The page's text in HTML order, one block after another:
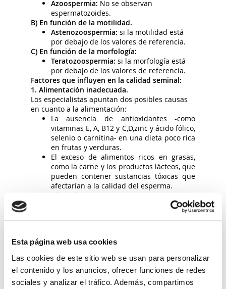
Esta página web usa cookies
Las cookies de este sitio web se usan para personalizar
el contenido y los anuncios, ofrecer funciones de redes
sociales y analizar el tráfico. Además, compartimos
Azoospermia: No se observan
espermatozoides.
B) En función de la motilidad.
Astenozoospermia: si la motilidad está
por debajo de los valores de referencia.
C) En función de la morfología:
Teratozoospermia: si la morfología está
por debajo de los valores de referencia.
Factores que influyen en la calidad seminal:
1. Alimentación inadecuada.
Los especialistas apuntan dos posibles causas
en cuanto a la alimentación:
La ausencia de antioxidantes -como
vitaminas E, A, B12 y C,D,zinc y ácido fólico,
selenio o carnitina- en una dieta poco rica
en frutas y verduras.
El exceso de alimentos ricos en grasas,
como la carne y los productos lácteos, que
pueden contener sustancias tóxicas que
afectarían a la calidad del esperma.
2. Practicar deporte en exceso.
Los excesos desencadenan ansiedad, y las
contraproducentes, lo que puede disminuir la
3. Consumo de tabaco, alcohol, marihuana,
cocaína y anabolizantes.
Tabaco:numerosos estudios han
demostrado que el semen de personas no
fumadoras es mejor que el de las